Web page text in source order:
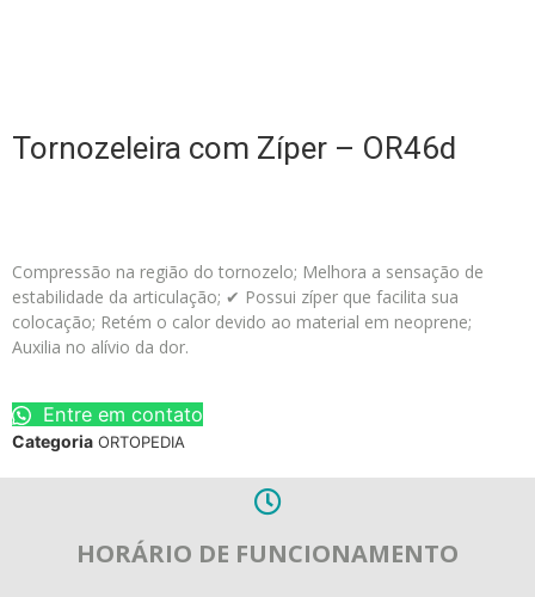
Tornozeleira com Zíper – OR46d
Compressão na região do tornozelo; Melhora a sensação de
estabilidade da articulação; ✔ Possui zíper que facilita sua
colocação; Retém o calor devido ao material em neoprene;
Auxilia no alívio da dor.
Entre em contato
Categoria ORTOPEDIA
HORÁRIO DE FUNCIONAMENTO